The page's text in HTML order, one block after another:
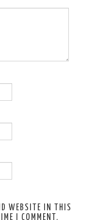
WEBSITE IN THIS
I COMMENT.